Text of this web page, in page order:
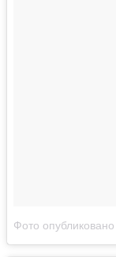
Фото